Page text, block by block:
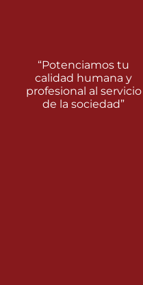
“Potenciamos tu
calidad humana y
profesional al servicio
de la sociedad”